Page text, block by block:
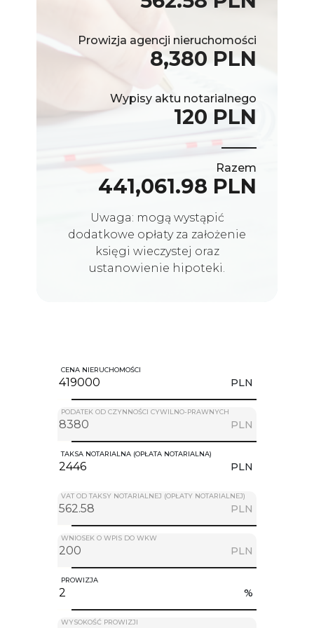
Prowizja agencji nieruchomości
8,380 PLN
Wypisy aktu notarialnego
120 PLN
Razem
441,061.98 PLN
Uwaga: mogą wystąpić
dodatkowe opłaty za założenie
księgi wieczystej oraz
ustanowienie hipoteki.
CENA NIERUCHOMOŚCI
PLN
PODATEK OD CZYNNOŚCI CYWILNO-PRAWNYCH
PLN
TAKSA NOTARIALNA (OPŁATA NOTARIALNA)
PLN
VAT OD TAKSY NOTARIALNEJ (OPŁATY NOTARIALNEJ)
PLN
WNIOSEK O WPIS DO WKW
PLN
PROWIZJA
%
WYSOKOŚĆ PROWIZJI